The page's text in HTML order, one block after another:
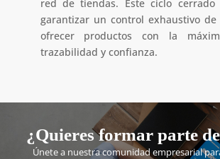
red de tiendas. Este ciclo cerrado
garantizar un control exhaustivo
ofrecer productos con la
trazabilidad y confianza.
¿Quieres formar parte
Únete a nuestra comunidad empresarial